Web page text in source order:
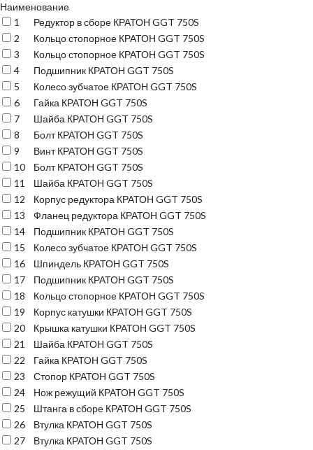
Наименование
1
Редуктор в сборе КРАТОН GGT 750S
2
Кольцо стопорное КРАТОН GGT 750S
3
Кольцо стопорное КРАТОН GGT 750S
4
Подшипник КРАТОН GGT 750S
5
Колесо зубчатое КРАТОН GGT 750S
6
Гайка КРАТОН GGT 750S
7
Шайба КРАТОН GGT 750S
8
Болт КРАТОН GGT 750S
9
Винт КРАТОН GGT 750S
10
Болт КРАТОН GGT 750S
11
Шайба КРАТОН GGT 750S
12
Корпус редуктора КРАТОН GGT 750S
13
Фланец редуктора КРАТОН GGT 750S
14
Подшипник КРАТОН GGT 750S
15
Колесо зубчатое КРАТОН GGT 750S
16
Шпиндель КРАТОН GGT 750S
17
Подшипник КРАТОН GGT 750S
18
Кольцо стопорное КРАТОН GGT 750S
19
Корпус катушки КРАТОН GGT 750S
20
Крышка катушки КРАТОН GGT 750S
21
Шайба КРАТОН GGT 750S
22
Гайка КРАТОН GGT 750S
23
Стопор КРАТОН GGT 750S
24
Нож режущий КРАТОН GGT 750S
25
Штанга в сборе КРАТОН GGT 750S
26
Втулка КРАТОН GGT 750S
27
Втулка КРАТОН GGT 750S